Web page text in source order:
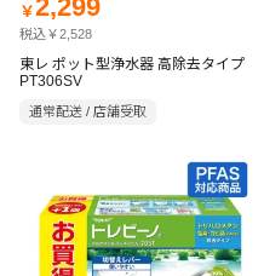
￥2,299
税込￥2,528
東レ ポット型浄水器 高除去タイプ
PT306SV
通常配送 / 店舗受取